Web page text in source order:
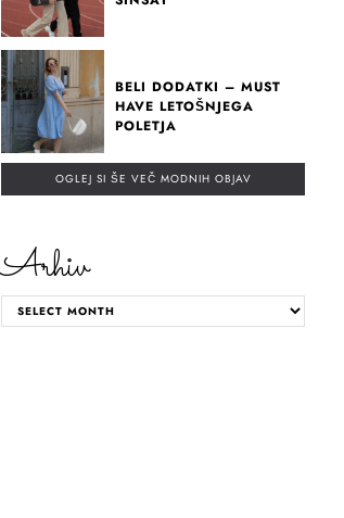
BELI DODATKI – MUST
HAVE LETOŠNJEGA
POLETJA
OGLEJ SI ŠE VEČ MODNIH OBJAV
Arhiv
ARHIV